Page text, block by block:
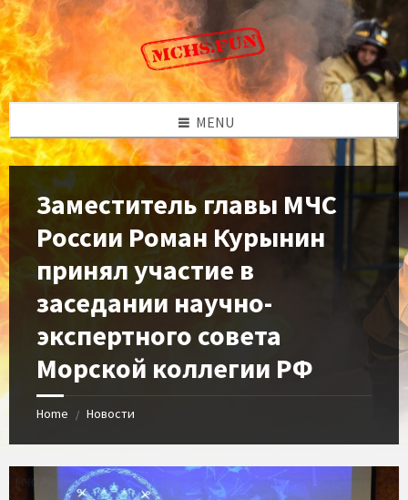
Skip
to
content
Skip
to
left
sidebar
Skip
to
footer
MENU
Заместитель главы МЧС
России Роман Курынин
принял участие в
заседании научно-
экспертного совета
Морской коллегии РФ
Home / Новости